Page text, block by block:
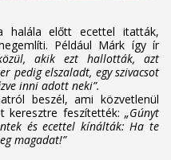
halála előtt ecettel itatták,
Például Márk így ír
akik ezt hallották, azt
pedig elszaladt, egy szivacsot
inni adott neki”.
beszél, ami közvetlenül
keresztre feszítették: „Gúnyt
és ecettel kínálták: Ha te
magadat!”